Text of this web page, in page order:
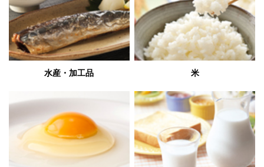
水産・加工品 米